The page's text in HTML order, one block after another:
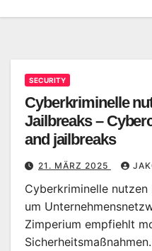
SECURITY
Cyberkriminelle
Jailbreaks –
and jailbreaks
21. MÄRZ 2025
Cyberkriminelle
um
Zimperium empfiehlt